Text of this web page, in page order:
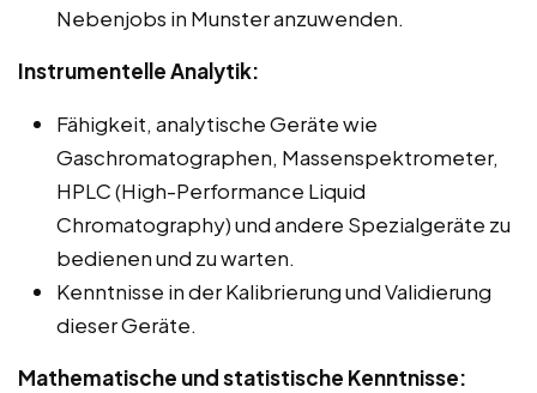
Nebenjobs in Munster anzuwenden.
Instrumentelle Analytik:
Fähigkeit, analytische Geräte wie
Gaschromatographen, Massenspektrometer,
HPLC (High-Performance Liquid
Chromatography) und andere Spezialgeräte zu
bedienen und zu warten.
Kenntnisse in der Kalibrierung und Validierung
dieser Geräte.
Mathematische und statistische Kenntnisse: